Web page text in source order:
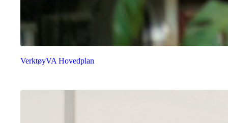
VerktøyVA Hovedplan